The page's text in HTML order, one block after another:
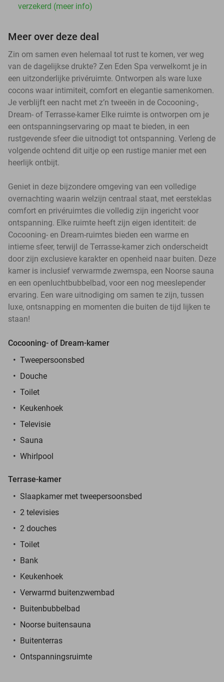
verzekerd (meer info)
Meer over deze deal
Zin om samen even helemaal tot rust te komen, ver weg
van de dagelijkse drukte? Zen Eden Spa verwelkomt je in
een uitzonderlijke privéruimte. Ontworpen als ware luxe
cocons waar intimiteit, comfort en elegantie samenkomen.
Je verblijft een nacht met z’n tweeën in de Cocooning-,
Dream- of Terrasse-kamer Elke ruimte is ontworpen om je
een ontspanningservaring op maat te bieden, in een
rustgevende sfeer die uitnodigt tot ontspanning. Verleng de
volgende ochtend dit uitje op een rustige manier met een
heerlijk ontbijt.
Geniet in deze bijzondere omgeving van een volledige
overnachting waarin welzijn centraal staat, met eersteklas
comfort en privéruimtes die volledig zijn ingericht voor
ontspanning. Elke ruimte heeft zijn eigen identiteit: de
Cocooning- en Dream-ruimtes bieden een warme en
intieme sfeer, terwijl de Terrasse-kamer zich onderscheidt
door zijn exclusieve karakter en openheid naar buiten. Deze
kamer is inclusief verwarmde zwemspa, een Noorse sauna
en een openluchtbubbelbad, voor een nog meeslepender
ervaring. Een ware uitnodiging om samen te zijn, tussen
luxe, ontsnapping en momenten die buiten de tijd lijken te
staan!
Cocooning- of Dream-kamer
Tweepersoonsbed
Douche
Toilet
Keukenhoek
Televisie
Sauna
Whirlpool
Terrase-kamer
Slaapkamer met tweepersoonsbed
2 televisies
2 douches
Toilet
Bank
Keukenhoek
Verwarmd buitenzwembad
Buitenbubbelbad
Noorse buitensauna
Buitenterras
Ontspanningsruimte